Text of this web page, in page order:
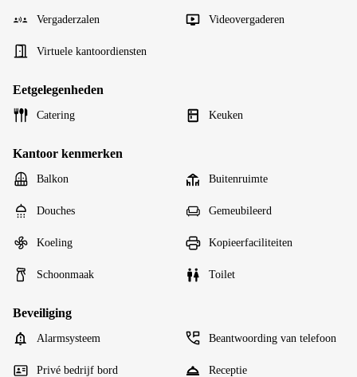
Vergaderzalen Videovergaderen
Virtuele kantoordiensten
Eetgelegenheden
Catering Keuken
Kantoor kenmerken
Balkon Buitenruimte
Douches Gemeubileerd
Koeling Kopieerfaciliteiten
Schoonmaak Toilet
Beveiliging
Alarmsysteem Beantwoording van telefoon
Privé bedrijf bord Receptie